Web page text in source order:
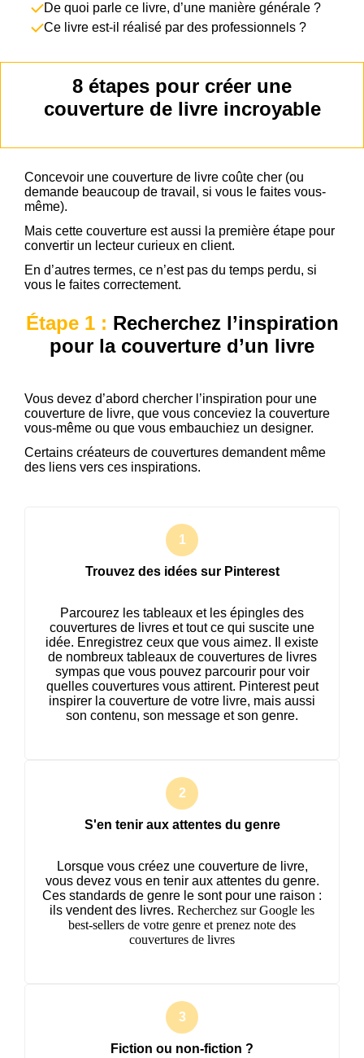
De quoi parle ce livre, d’une manière générale ?
Ce livre est-il réalisé par des professionnels ?
8 étapes pour créer une
couverture de livre incroyable
Concevoir une couverture de livre coûte cher (ou
demande beaucoup de travail, si vous le faites vous-
même).
Mais cette couverture est aussi la première étape pour
convertir un lecteur curieux en client.
En d’autres termes, ce n’est pas du temps perdu, si
vous le faites correctement.
Étape 1 : Recherchez l’inspiration
pour la couverture d’un livre
Vous devez d’abord chercher l’inspiration pour une
couverture de livre, que vous conceviez la couverture
vous-même ou que vous embauchiez un designer.
Certains créateurs de couvertures demandent même
des liens vers ces inspirations.
Trouvez des idées sur Pinterest
Parcourez les tableaux et les épingles des
couvertures de livres et tout ce qui suscite une
idée. Enregistrez ceux que vous aimez. Il existe
de nombreux tableaux de couvertures de livres
sympas que vous pouvez parcourir pour voir
quelles couvertures vous attirent. Pinterest peut
inspirer la couverture de votre livre, mais aussi
son contenu, son message et son genre.
S'en tenir aux attentes du genre
Lorsque vous créez une couverture de livre,
vous devez vous en tenir aux attentes du genre.
Ces standards de genre le sont pour une raison :
ils vendent des livres. Recherchez sur Google les
best-sellers de votre genre et prenez note des
couvertures de livres
Fiction ou non-fiction ?